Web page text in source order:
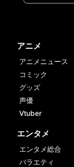
アニメ
アニメニュース
コミック
グッズ
声優
Vtuber
エンタメ
エンタメ総合
バラエティ